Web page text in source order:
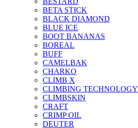
BETA STICK
BLACK DIAMOND
BLUE ICE
BOOT BANANAS
BOREAL
BUFF
CAMELBAK
CHARKO
CLIMB X
CLIMBING TECHNOLOGY
CLIMBSKIN
CRAFT
CRIMP OIL
DEUTER